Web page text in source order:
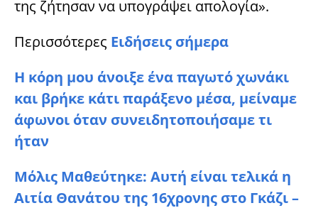
της ζήτησαν να υπογράψει απολογία».
Περισσότερες Ειδήσεις σήμερα
Η κόρη μου άνοιξε ένα παγωτό χωνάκι
και βρήκε κάτι παράξενο μέσα, μείναμε
άφωνοι όταν συνειδητοποιήσαμε τι
ήταν
Μόλις Μαθεύτηκε: Αυτή είναι τελικά η
Αιτία Θανάτου της 16χρονης στο Γκάζι –